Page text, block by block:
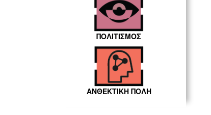
ΠΟΛΙΤΙΣΜΟΣ
ΑΝΘΕΚΤΙΚΗ ΠΟΛΗ